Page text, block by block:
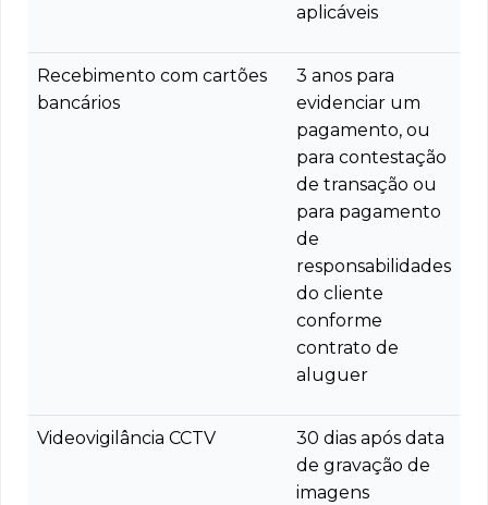
aplicáveis
Recebimento com cartões
bancários
3 anos para
evidenciar um
pagamento, ou
para contestação
de transação ou
para pagamento
de
responsabilidades
do cliente
conforme
contrato de
aluguer
Videovigilância CCTV
30 dias após data
de gravação de
imagens